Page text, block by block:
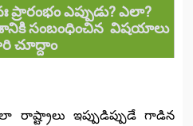
ఎప్పుడు? ఎలా?
సంబంధించిన విషయాలు
చూద్దాం
ఇప్పుడిప్పుడే గాడిన